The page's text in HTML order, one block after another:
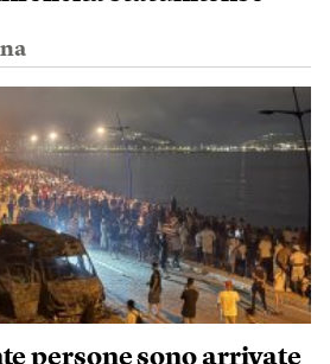
persone sono arrivate